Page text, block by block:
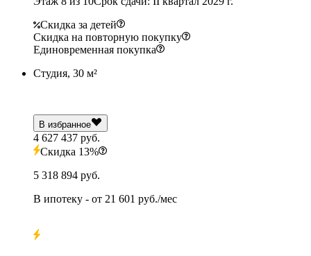
Скидка за детей
Скидка на повторную покупку
Единовременная покупка
Студия, 30 м²
В избранное
4 627 437 руб.
Скидка 13%
5 318 894 руб.
В ипотеку - от 21 601 руб./мес